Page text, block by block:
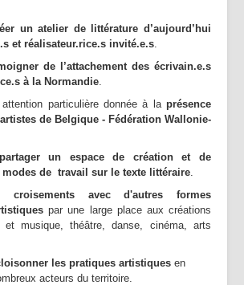
un atelier de littérature d’aujourd’hui
et réalisateur.rice.s invité.e.s.
de l’attachement des écrivain.e.s
à la Normandie.
attention particulière donnée à la présence
de Belgique - Fédération Wallonie-
partager un espace de création et de
de travail sur le texte littéraire.
croisements avec d'autres formes
par une large place aux créations
et musique, théâtre, danse, cinéma, arts
les pratiques artistiques en
acteurs du territoire.